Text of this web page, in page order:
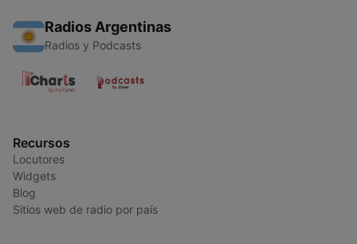
Radios Argentinas
Radios y Podcasts
Recursos
Locutores
Widgets
Blog
Sitios web de radio por país